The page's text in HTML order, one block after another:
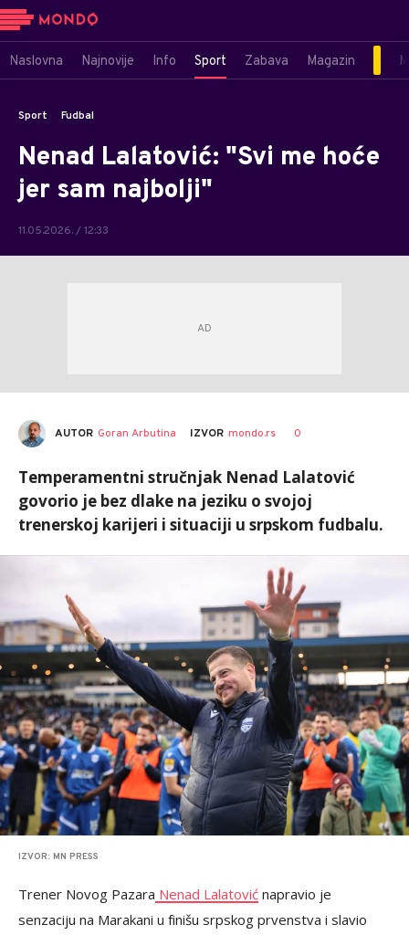
Naslovna Najnovije Info Sport Zabava Magazin
Sport Fudbal
Nenad Lalatović: "Svi me hoće
jer sam najbolji"
11.05.2026. / 12:33
AUTOR Goran Arbutina IZVOR mondo.rs 0
Temperamentni stručnjak Nenad Lalatović
govorio je bez dlake na jeziku o svojoj
trenerskoj karijeri i situaciji u srpskom fudbalu.
IZVOR: MN PRESS
Trener Novog Pazara Nenad Lalatović napravio je
senzaciju na Marakani u finišu srpskog prvenstva i slavio